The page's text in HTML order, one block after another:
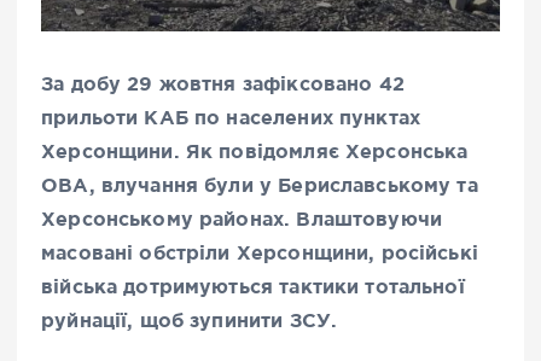
За добу 29 жовтня зафіксовано 42
прильоти КАБ по населених пунктах
Херсонщини. Як повідомляє Херсонська
ОВА, влучання були у Бериславському та
Херсонському районах. Влаштовуючи
масовані обстріли Херсонщини, російські
війська дотримуються тактики тотальної
руйнації, щоб зупинити ЗСУ.